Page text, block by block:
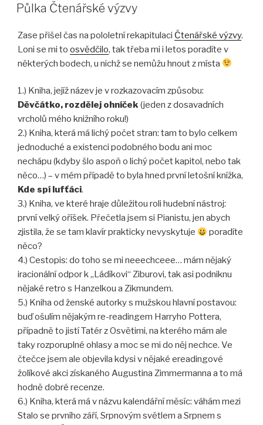
Půlka Čtenářské výzvy
Zase přišel čas na pololetní rekapitulaci Čtenářské výzvy.
Loni se mi to osvědčilo, tak třeba mi i letos poradíte v
některých bodech, u nichž se nemůžu hnout z místa
1.) Kniha, jejíž název je v rozkazovacím způsobu:
Děvčátko, rozdělej ohníček(jeden z dosavadních
vrcholů mého knižního roku!)
2.) Kniha, která má lichý počet stran: tam to bylo celkem
jednoduché a existenci podobného bodu ani moc
nechápu (kdyby šlo aspoň o lichý počet kapitol, nebo tak
něco…) – v mém případě to byla hned první letošní knížka,
Kde spí lufťáci.
3.) Kniha, ve které hraje důležitou roli hudební nástroj:
první velký oříšek. Přečetla jsem si Pianistu, jen abych
zjistila, že se tam klavír prakticky nevyskytuje
poradíte
něco?
4.) Cestopis: do toho se mi neeechceee… mám nějaký
iracionální odpor k „Ládíkovi“ Ziburovi, tak asi podniknu
nějaké retro s Hanzelkou a Zikmundem.
5.) Kniha od ženské autorky s mužskou hlavní postavou:
buď ošulím nějakým re-readingem Harryho Pottera,
případně to jistí Tatér z Osvětimi, na kterého mám ale
taky rozporuplné ohlasy a moc se mi do něj nechce. Ve
čtečce jsem ale objevila kdysi v nějaké ereadingové
žolíkové akci získaného Augustina Zimmermanna a to má
hodně dobré recenze.
6.) Kniha, která má v názvu kalendářní měsíc: váhám mezi
Stalo se prvního září, Srpnovým světlem a Srpnem s